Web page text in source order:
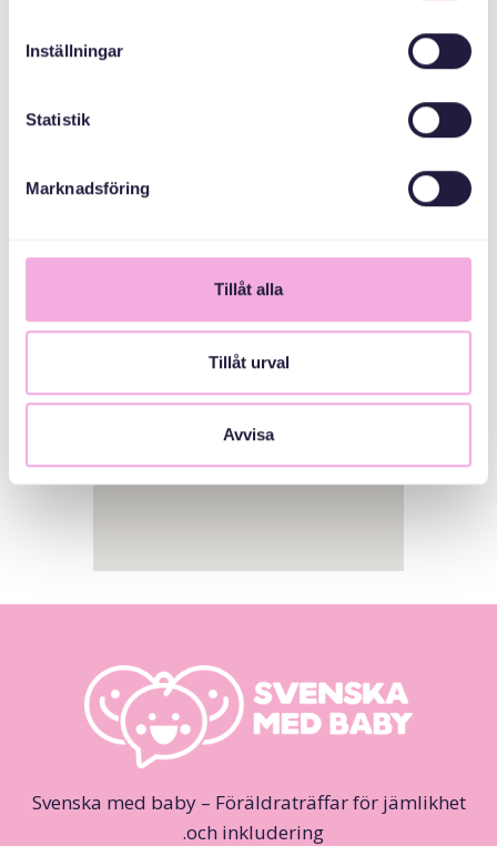
Inställningar
Statistik
Marknadsföring
Tillåt alla
Tillåt urval
Avvisa
Svenska med baby – Föräldraträffar för jämlikhet
och inkludering.